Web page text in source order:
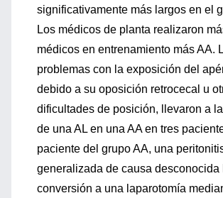
significativamente más largos en el
Los médicos de planta realizaron
médicos en entrenamiento más AA.
problemas con la exposición del
debido a su oposición retrocecal u
dificultades de posición, llevaron a
de una AL en una AA en tres
paciente del grupo AA, una
generalizada de causa desconocida
conversión a una laparotomía